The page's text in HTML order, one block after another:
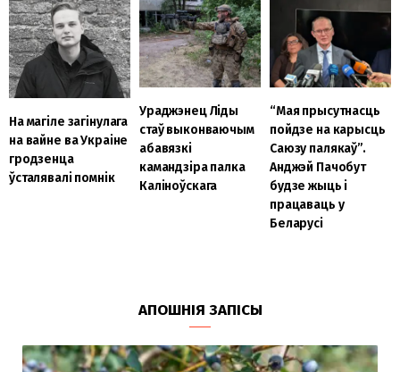
На магіле загінулага
на вайне ва Украіне
гродзенца
ўсталявалі помнік
Ураджэнец Ліды
стаў выконваючым
абавязкі
камандзіра палка
Каліноўскага
“Мая прысутнасць
пойдзе на карысць
Саюзу палякаў”.
Анджэй Пачобут
будзе жыць і
працаваць у
Беларусі
АПОШНІЯ ЗАПІСЫ